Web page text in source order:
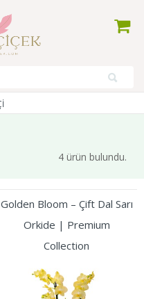
4 ürün bulundu.
Golden Bloom – Çift Dal Sarı
Orkide | Premium
Collection